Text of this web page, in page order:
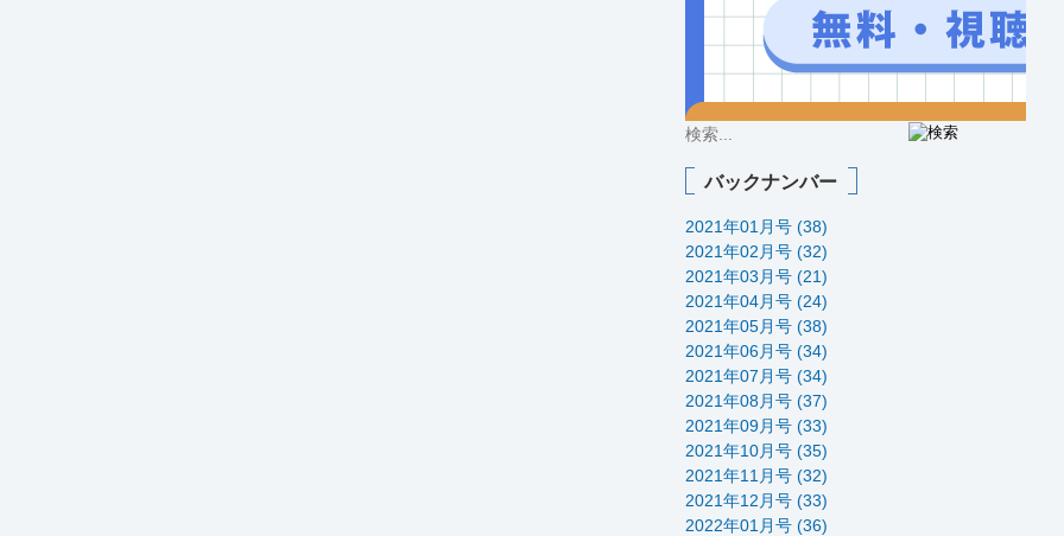
バックナンバー
2021年01月号 (38)
2021年02月号 (32)
2021年03月号 (21)
2021年04月号 (24)
2021年05月号 (38)
2021年06月号 (34)
2021年07月号 (34)
2021年08月号 (37)
2021年09月号 (33)
2021年10月号 (35)
2021年11月号 (32)
2021年12月号 (33)
2022年01月号 (36)